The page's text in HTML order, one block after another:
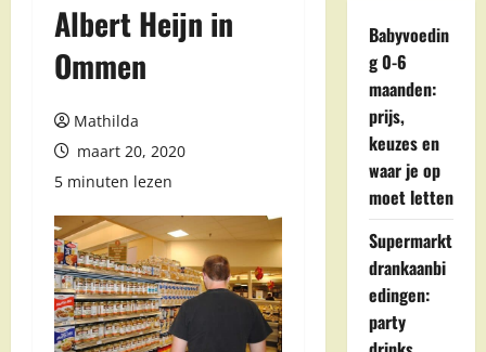
Albert Heijn in
Ommen
Mathilda
maart 20, 2020
5 minuten lezen
Babyvoedin
g 0-6
maanden:
prijs,
keuzes en
waar je op
moet letten
Supermarkt
drankaanbi
edingen:
party